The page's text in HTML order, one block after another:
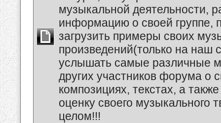
музыкальной деятельности,
информацию о своей группе,
загрузить примеры своих
произведений(только на наш
услышать самые различные
других участников форума о
композициях, текстах, а
оценку своего музыкального
целом!!!